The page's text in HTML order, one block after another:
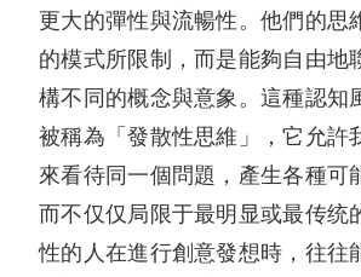
更大的彈性與流暢性。他們的思
的模式所限制，而是能夠自由地
構不同的概念與意象。這種認知
被稱為「發散性思維」，它允許
來看待同一個問題，產生各種可
而不仅仅局限于最明显或最传统
性的人在進行創意發想時，往往